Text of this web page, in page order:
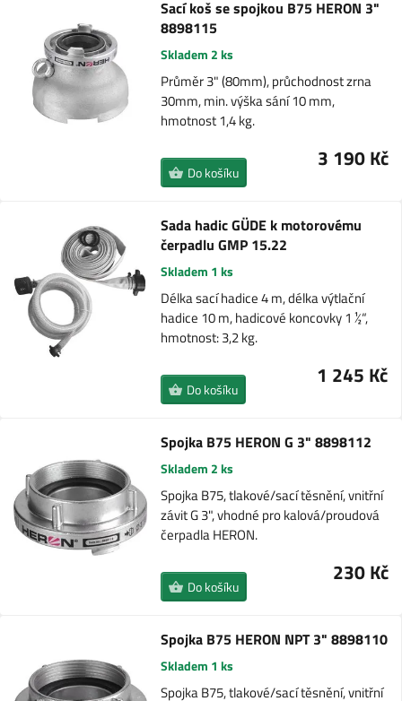
Sací koš se spojkou B75 HERON 3"
8898115
Skladem 2 ks
Průměr 3" (80mm), průchodnost zrna
30mm, min. výška sání 10 mm,
hmotnost 1,4 kg.
3 190 Kč
Do košíku
Sada hadic GÜDE k motorovému
čerpadlu GMP 15.22
Skladem 1 ks
Délka sací hadice 4 m, délka výtlační
hadice 10 m, hadicové koncovky 1 ½“,
hmotnost: 3,2 kg.
1 245 Kč
Do košíku
Spojka B75 HERON G 3" 8898112
Skladem 2 ks
Spojka B75, tlakové/sací těsnění, vnitřní
závit G 3", vhodné pro kalová/proudová
čerpadla HERON.
230 Kč
Do košíku
Spojka B75 HERON NPT 3" 8898110
Skladem 1 ks
Spojka B75, tlakové/sací těsnění, vnitřní